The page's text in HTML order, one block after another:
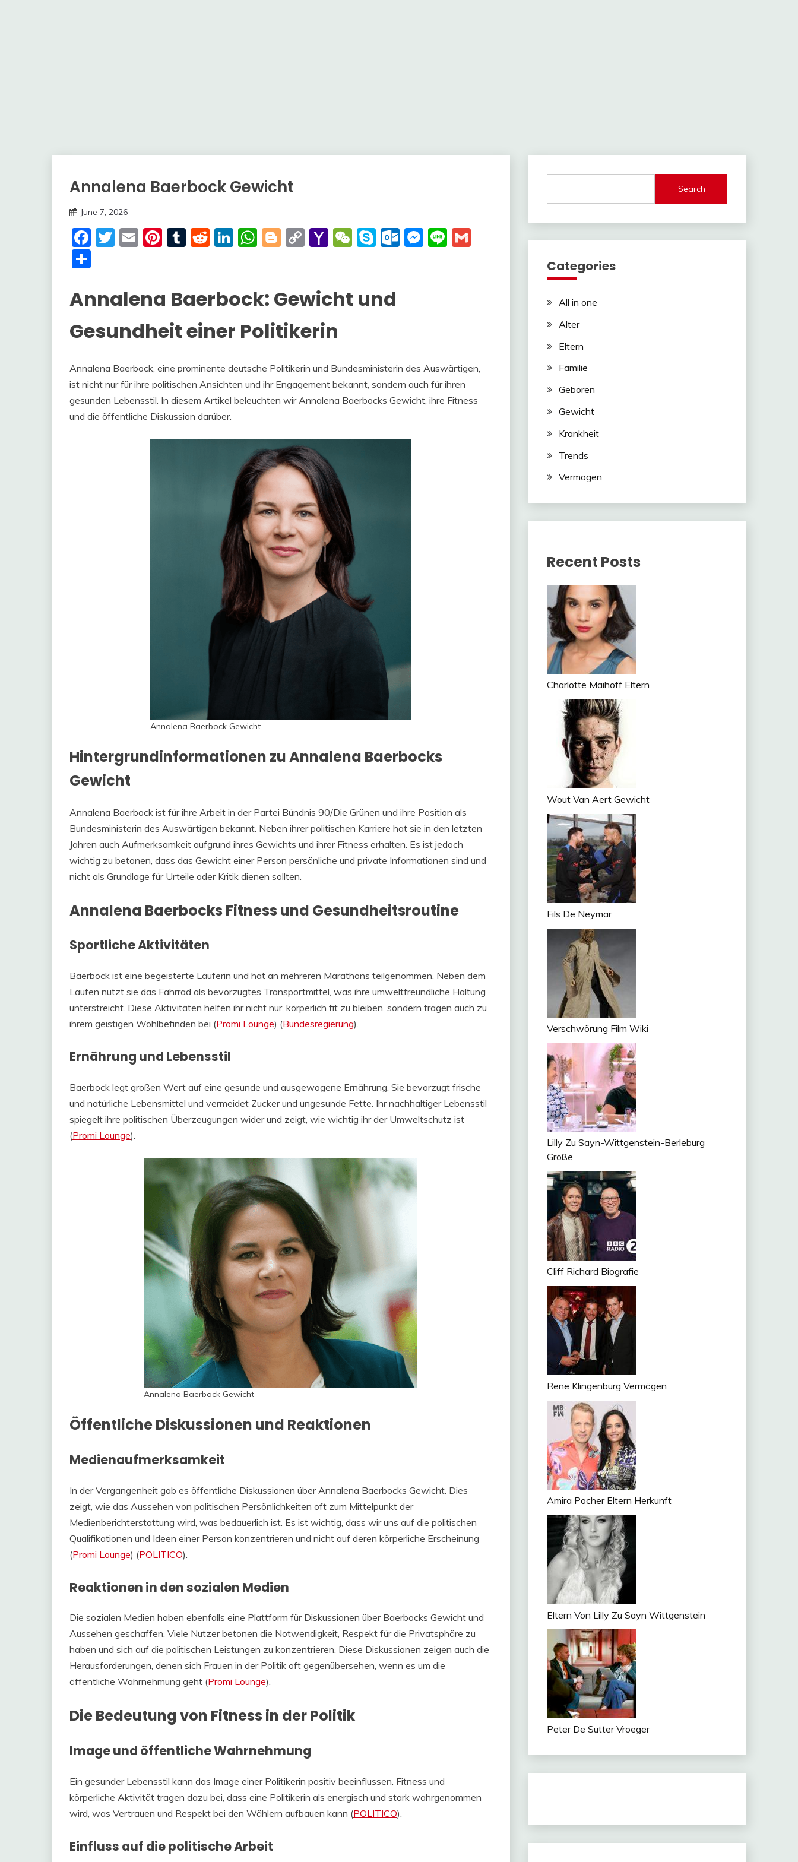
Trends
Annalena Baerbock Gewicht
June 7, 2026
Meme
Facebook
Twitter
EmailPinterest
Tumblr
Reddit
LinkedIn
WhatsApp
Blogger
CopyYahoo
WeChat
SkypeOutlook.com
Messenger
Line
Annalena Baerbock: Gewicht und
Gesundheit einer Politikerin
Annalena Baerbock, eine prominente deutsche Politikerin und Bundesministerin des Auswärtigen,
ist nicht nur für ihre politischen Ansichten und ihr Engagement bekannt, sondern auch für ihren
gesunden Lebensstil. In diesem Artikel beleuchten wir Annalena Baerbocks Gewicht, ihre Fitness
und die öffentliche Diskussion darüber.
Annalena Baerbock Gewicht
Hintergrundinformationen zu Annalena Baerbocks
Gewicht
Annalena Baerbock ist für ihre Arbeit in der Partei Bündnis 90/Die Grünen und ihre Position als
Bundesministerin des Auswärtigen bekannt. Neben ihrer politischen Karriere hat sie in den letzten
Jahren auch Aufmerksamkeit aufgrund ihres Gewichts und ihrer Fitness erhalten. Es ist jedoch
wichtig zu betonen, dass das Gewicht einer Person persönliche und private Informationen sind und
nicht als Grundlage für Urteile oder Kritik dienen sollten.
Annalena Baerbocks Fitness und Gesundheitsroutine
Sportliche Aktivitäten
Baerbock ist eine begeisterte Läuferin und hat an mehreren Marathons teilgenommen. Neben dem
Laufen nutzt sie das Fahrrad als bevorzugtes Transportmittel, was ihre umweltfreundliche Haltung
unterstreicht. Diese Aktivitäten helfen ihr nicht nur, körperlich fit zu bleiben, sondern tragen auch zu
ihrem geistigen Wohlbefinden bei​ (Promi Lounge)​​ (Bundesregierung)​.
Ernährung und Lebensstil
Baerbock legt großen Wert auf eine gesunde und ausgewogene Ernährung. Sie bevorzugt frische
und natürliche Lebensmittel und vermeidet Zucker und ungesunde Fette. Ihr nachhaltiger Lebensstil
spiegelt ihre politischen Überzeugungen wider und zeigt, wie wichtig ihr der Umweltschutz ist​
(Promi Lounge)​.
Annalena Baerbock Gewicht
Öffentliche Diskussionen und Reaktionen
Medienaufmerksamkeit
In der Vergangenheit gab es öffentliche Diskussionen über Annalena Baerbocks Gewicht. Dies
zeigt, wie das Aussehen von politischen Persönlichkeiten oft zum Mittelpunkt der
Medienberichterstattung wird, was bedauerlich ist. Es ist wichtig, dass wir uns auf die politischen
Qualifikationen und Ideen einer Person konzentrieren und nicht auf deren körperliche Erscheinung​
(Promi Lounge)​​ (POLITICO)​.
Reaktionen in den sozialen Medien
Die sozialen Medien haben ebenfalls eine Plattform für Diskussionen über Baerbocks Gewicht und
Aussehen geschaffen. Viele Nutzer betonen die Notwendigkeit, Respekt für die Privatsphäre zu
haben und sich auf die politischen Leistungen zu konzentrieren. Diese Diskussionen zeigen auch die
Herausforderungen, denen sich Frauen in der Politik oft gegenübersehen, wenn es um die
öffentliche Wahrnehmung geht​ (Promi Lounge)​.
Die Bedeutung von Fitness in der Politik
Image und öffentliche Wahrnehmung
Ein gesunder Lebensstil kann das Image einer Politikerin positiv beeinflussen. Fitness und
körperliche Aktivität tragen dazu bei, dass eine Politikerin als energisch und stark wahrgenommen
wird, was Vertrauen und Respekt bei den Wählern aufbauen kann​ (POLITICO)​.
Einfluss auf die politische Arbeit
Search
Categories
All in one
Alter
Eltern
Familie
Geboren
Gewicht
Krankheit
Trends
Vermogen
Recent Posts
Charlotte Maihoff Eltern
Wout Van Aert Gewicht
Fils De Neymar
Verschwörung Film Wiki
Lilly Zu Sayn-Wittgenstein-Berleburg
Größe
Cliff Richard Biografie
Rene Klingenburg Vermögen
Amira Pocher Eltern Herkunft
Eltern Von Lilly Zu Sayn Wittgenstein
Peter De Sutter Vroeger